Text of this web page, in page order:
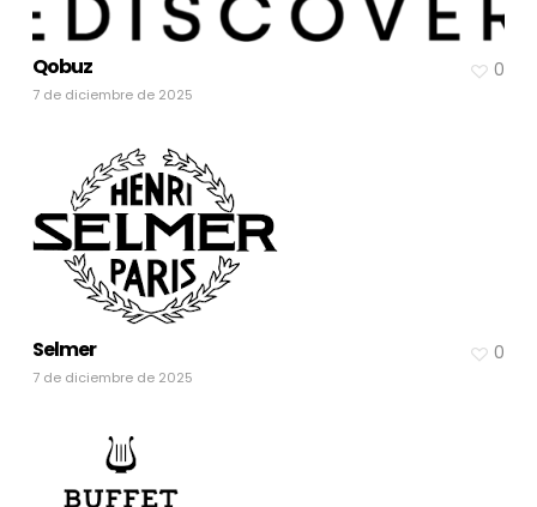
Qobuz
7 de diciembre de 2025
0
Selmer
7 de diciembre de 2025
0